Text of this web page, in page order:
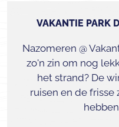
VAKANTIE PARK
Nazomeren @
zo'n zin om nog
het strand? De
ruisen en de